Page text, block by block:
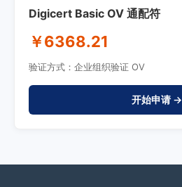
Digicert Basic OV 通配符
￥6368.21
验证方式：企业组织验证 OV
开始申请 →